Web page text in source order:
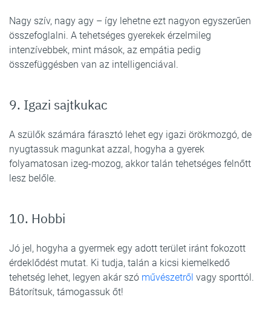
Nagy szív, nagy agy – így lehetne ezt nagyon egyszerűen
összefoglalni. A tehetséges gyerekek érzelmileg
intenzívebbek, mint mások, az empátia pedig
összefüggésben van az intelligenciával.
9. Igazi sajtkukac
A szülők számára fárasztó lehet egy igazi örökmozgó, de
nyugtassuk magunkat azzal, hogyha a gyerek
folyamatosan izeg-mozog, akkor talán tehetséges felnőtt
lesz belőle.
10. Hobbi
Jó jel, hogyha a gyermek egy adott terület iránt fokozott
érdeklődést mutat. Ki tudja, talán a kicsi kiemelkedő
tehetség lehet, legyen akár szó művészetről vagy sporttól.
Bátorítsuk, támogassuk őt!